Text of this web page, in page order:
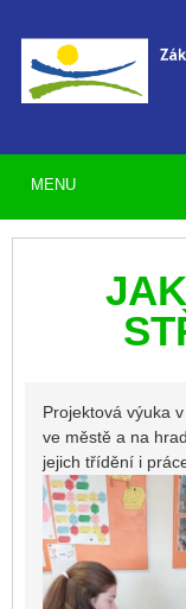
Projektová výuka
ve městě a na
jejich třídění i
MENU